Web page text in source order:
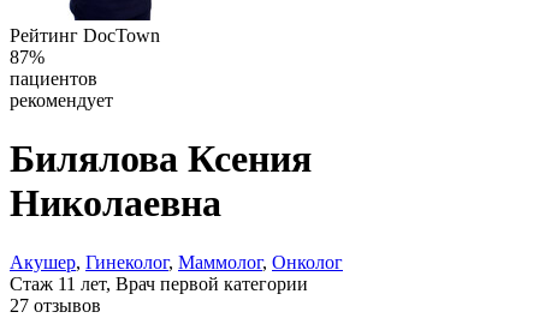
Рейтинг DocTown
87%
пациентов
рекомендует
Билялова Ксения
Николаевна
Акушер, Гинеколог, Маммолог, Онколог
Стаж 11 лет, Врач первой категории
27 отзывов